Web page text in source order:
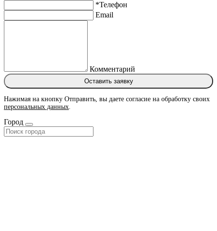
*Телефон
Email
Комментарий
Оставить заявку
Нажимая на кнопку Отправить, вы даете согласие на обработку своих
персональных данных.
Город